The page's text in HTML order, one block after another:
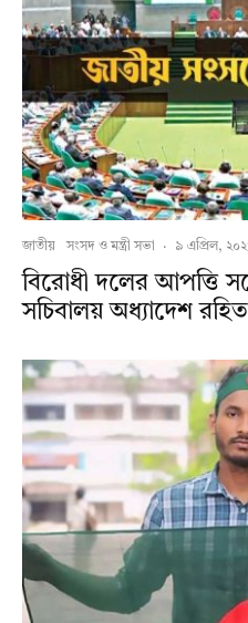
জাতীয় সংসদ ও মন্ত্রী সভা · ৯ এপ্রিল,
বিরোধী দলের আপত্তি
সচিবালয় অধ্যাদেশ